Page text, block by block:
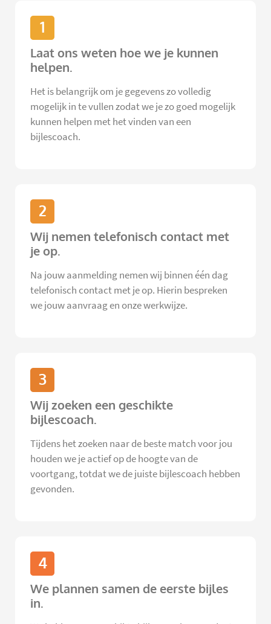
1
Laat ons weten hoe we je kunnen
helpen.
Het is belangrijk om je gegevens zo volledig
mogelijk in te vullen zodat we je zo goed mogelijk
kunnen helpen met het vinden van een
bijlescoach.
2
Wij nemen telefonisch contact met
je op.
Na jouw aanmelding nemen wij binnen één dag
telefonisch contact met je op. Hierin bespreken
we jouw aanvraag en onze werkwijze.
3
Wij zoeken een geschikte
bijlescoach.
Tijdens het zoeken naar de beste match voor jou
houden we je actief op de hoogte van de
voortgang, totdat we de juiste bijlescoach hebben
gevonden.
4
We plannen samen de eerste bijles
in.